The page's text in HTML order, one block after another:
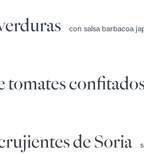
con salsa barbacoa
tomates
de Soria